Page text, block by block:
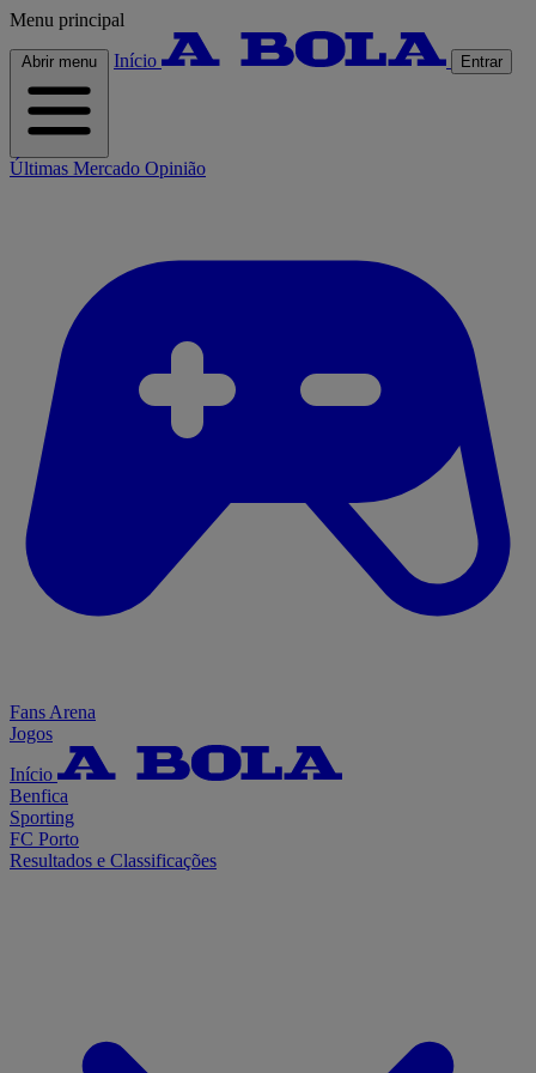
Menu principal
Abrir menu Início Entrar
Últimas Mercado Opinião
Fans Arena
Jogos
Início
Benfica
Sporting
FC Porto
Resultados e Classificações